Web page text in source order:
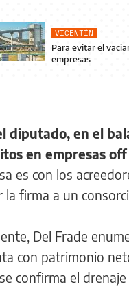
VICENTÍN
Para evitar el
empresas
diputado, en el
en empresas
es con los
la firma a un
Del Frade
con patrimonio
confirma el